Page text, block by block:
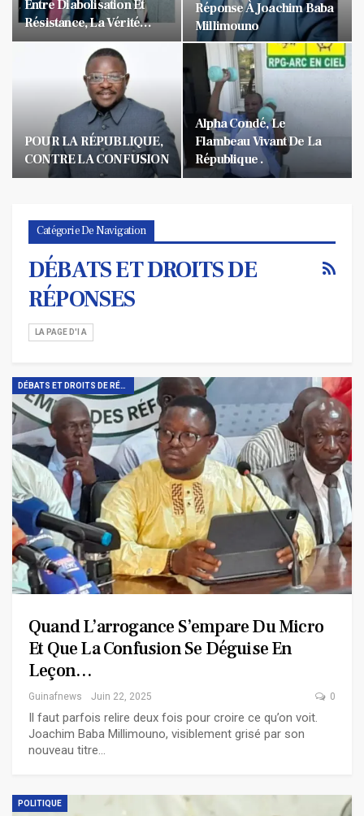
Entre Diabolisation Et
Résistance, La Vérité…
Réponse À Joachim Baba
Millimouno
POUR LA RÉPUBLIQUE,
CONTRE LA CONFUSION
Alpha Condé, Le
Flambeau Vivant De La
République .
Catégorie De Navigation
DÉBATS ET DROITS DE
RÉPONSES
LA PAGE D'I A
DÉBATS ET DROITS DE RÉPONSES
Quand L’arrogance S’empare Du Micro
Et Que La Confusion Se Déguise En
Leçon…
Guinafnews Juin 22, 2025 0
Il faut parfois relire deux fois pour croire ce qu’on voit.
Joachim Baba Millimouno, visiblement grisé par son
nouveau titre…
POLITIQUE